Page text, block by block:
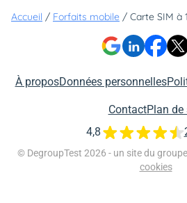
Accueil / Forfaits mobile /
À proposDonnées personnelles
ContactPlan de
© DegroupTest 2026 - un site du groupe
cookies
4,8